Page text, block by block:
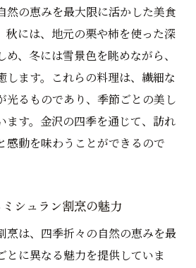
然の恵みを最大限に活かした美食
秋には、地元の栗や柿を使った深
、冬には雪景色を眺めながら、
します。これらの料理は、繊細な
光るものであり、季節ごとの美し
ます。金沢の四季を通じて、訪れ
感動を味わうことができるので
シュラン割烹の魅力
烹は、四季折々の自然の恵みを最
とに異なる魅力を提供していま